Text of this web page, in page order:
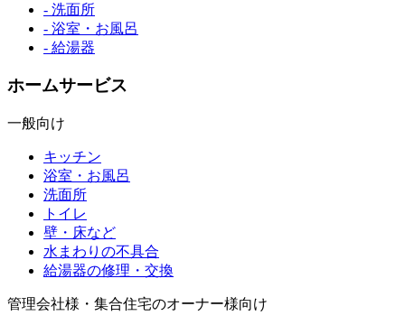
- 洗面所
- 浴室・お風呂
- 給湯器
ホームサービス
一般向け
キッチン
浴室・お風呂
洗面所
トイレ
壁・床など
水まわりの不具合
給湯器の修理・交換
管理会社様・集合住宅のオーナー様向け